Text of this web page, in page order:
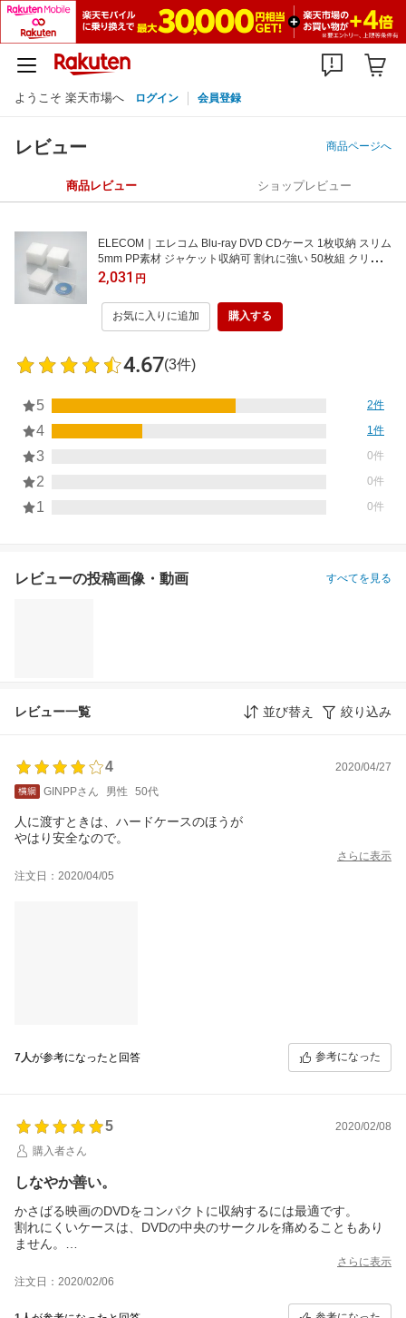
ようこそ 楽天市場へ ログイン 会員登録
レビュー 商品ページへ
商品レビュー ショップレビュー
ELECOM｜エレコム Blu-ray DVD CDケース 1枚収納 スリム
5mm PP素材 ジャケット収納可 割れに強い 50枚組 クリア
クリア CCD-JPCS50CR[CCDJPCS50CR]【rb_pcp】
2,031 円
お気に入りに追加 購入する
4.67(3件)
5 2件
4 1件
3 0件
2 0件
1 0件
レビューの投稿画像・動画 すべてを見る
レビュー一覧 並び替え 絞り込み
4
2020/04/27
GINPPさん
男性 50代
人に渡すときは、ハードケースのほうが
やはり安全なので。
さらに表示
注文日：2020/04/05
7人が参考になったと回答 参考になった
5
2020/02/08
購入者さん
しなやか善い。
かさばる映画のDVDをコンパクトに収納するには最適です。
割れにくいケースは、DVDの中央のサークルを痛めることもあり
ません。
ぶっちゃけ、ある映画のDVDは、DVDをはめ込むと、中央のサー
クルが割れてしまったりしますが、この製品なら問題ありませ
さらに表示
注文日：2020/02/06